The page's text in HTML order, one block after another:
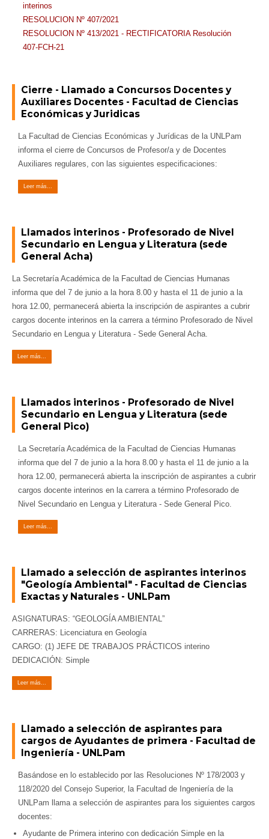
interinos
RESOLUCION Nº 407/2021
RESOLUCION Nº 413/2021 - RECTIFICATORIA Resolución
407-FCH-21
Cierre - Llamado a Concursos Docentes y
Auxiliares Docentes - Facultad de Ciencias
Económicas y Juridicas
La Facultad de Ciencias Económicas y Jurídicas de la UNLPam
informa el cierre de Concursos de Profesor/a y de Docentes
Auxiliares regulares, con las siguientes especificaciones:
Leer más...
Llamados interinos - Profesorado de Nivel
Secundario en Lengua y Literatura (sede
General Acha)
La Secretaría Académica de la Facultad de Ciencias Humanas
informa que del 7 de junio a la hora 8.00 y hasta el 11 de junio a la
hora 12.00, permanecerá abierta la inscripción de aspirantes a cubrir
cargos docente interinos en la carrera a término Profesorado de Nivel
Secundario en Lengua y Literatura - Sede General Acha.
Leer más...
Llamados interinos - Profesorado de Nivel
Secundario en Lengua y Literatura (sede
General Pico)
La Secretaría Académica de la Facultad de Ciencias Humanas
informa que del 7 de junio a la hora 8.00 y hasta el 11 de junio a la
hora 12.00, permanecerá abierta la inscripción de aspirantes a cubrir
cargos docente interinos en la carrera a término Profesorado de
Nivel Secundario en Lengua y Literatura - Sede General Pico.
Leer más...
Llamado a selección de aspirantes interinos
"Geología Ambiental" - Facultad de Ciencias
Exactas y Naturales - UNLPam
ASIGNATURAS: “GEOLOGÍA AMBIENTAL”
CARRERAS: Licenciatura en Geología
CARGO: (1) JEFE DE TRABAJOS PRÁCTICOS interino
DEDICACIÓN: Simple
Leer más...
Llamado a selección de aspirantes para
cargos de Ayudantes de primera - Facultad de
Ingeniería - UNLPam
Basándose en lo establecido por las Resoluciones Nº 178/2003 y
118/2020 del Consejo Superior, la Facultad de Ingeniería de la
UNLPam llama a selección de aspirantes para los siguientes cargos
docentes:
Ayudante de Primera interino con dedicación Simple en la